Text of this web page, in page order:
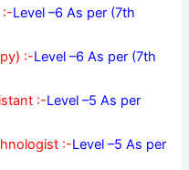
:-Level –6 As per (7th
:-Level –6 As per (7th
:-Level –5 As per
:-Level –5 As per